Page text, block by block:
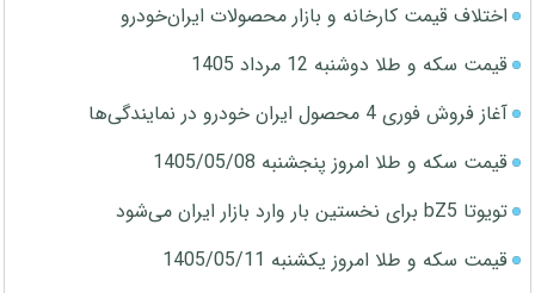
اختلاف قیمت کارخانه و بازار محصولات ایران‌خودرو
قیمت سکه و طلا دوشنبه 12 مرداد 1405
آغاز فروش فوری 4 محصول ایران خودرو در نمایندگی‌ها
قیمت سکه و طلا امروز پنجشنبه 1405/05/08
تویوتا bZ5 برای نخستین بار وارد بازار ایران می‌شود
قیمت سکه و طلا امروز یکشنبه 1405/05/11